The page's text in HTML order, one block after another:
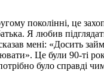
поколінні, це
Я любив
мені: «Досить
Це були 90-ті
було справді